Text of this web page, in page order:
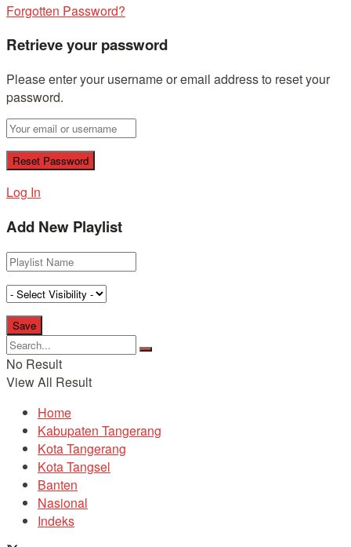
Forgotten Password?
Retrieve your password
Please enter your username or email address to reset your
password.
Log In
Add New Playlist
No Result
View All Result
Home
Kabupaten Tangerang
Kota Tangerang
Kota Tangsel
Banten
Nasional
Indeks